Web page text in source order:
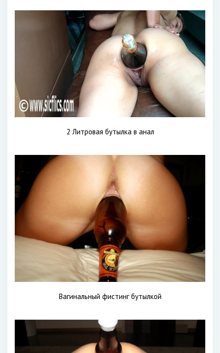
2 Литровая бутылка в анал
Вагинальный фистинг бутылкой